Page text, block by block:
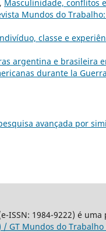
Masculinidade, conflitos
Mundos do
classe e
argentina e brasileira
durante la
avançada por
ISSN: 1984-9222) é
GT Mundos do